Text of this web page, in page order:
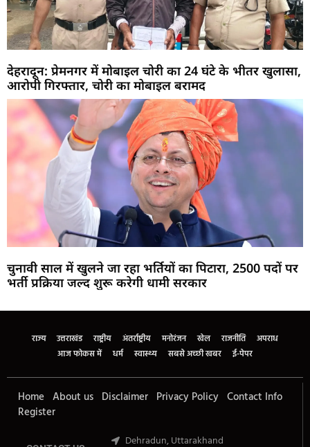
देहरादून: प्रेमनगर में मोबाइल चोरी का 24 घंटे के भीतर खुलासा,
आरोपी गिरफ्तार, चोरी का मोबाइल बरामद
चुनावी साल में खुलने जा रहा भर्तियों का पिटारा, 2500 पदों पर
भर्ती प्रक्रिया जल्द शुरू करेगी धामी सरकार
राज्य उत्तराखंड राष्ट्रीय अंतर्राष्ट्रीय मनोरंजन खेल राजनीति
अपराध
आज फोकस में
धर्म स्वास्थ्य सबसे अच्छी खबर ई-पेपर
Home About us Disclaimer Privacy Policy Contact Info
Register
Dehradun, Uttarakhand